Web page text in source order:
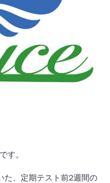
す。
た、定期テスト前2週間の